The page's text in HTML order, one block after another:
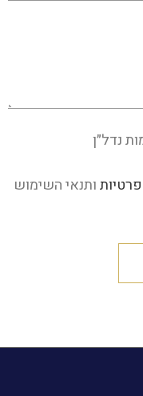
נדל״ן
ותנאי השימוש